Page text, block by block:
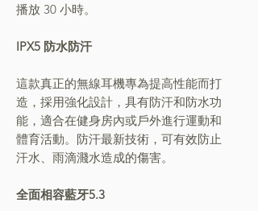
播放 30 小時。
IPX5 防水防汗
這款真正的無線耳機專為提高性能而打
造，採用強化設計，具有防汗和防水功
能，適合在健身房內或戶外進行運動和
體育活動。防汗最新技術，可有效防止
汗水、雨滴濺水造成的傷害。
全面相容藍牙5.3